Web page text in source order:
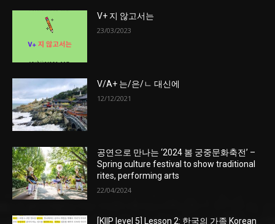
V+ 지 않고서는
23/03/2023
V/A+ 는/은/ㄴ 대신에
12/12/2021
공연으로 만나는 ‘2024 봄 궁중문화축전’ –
Spring culture festival to show traditional
rites, performing arts
22/04/2024
[KIIP level 5] Lesson 2: 한국의 가족 Korean